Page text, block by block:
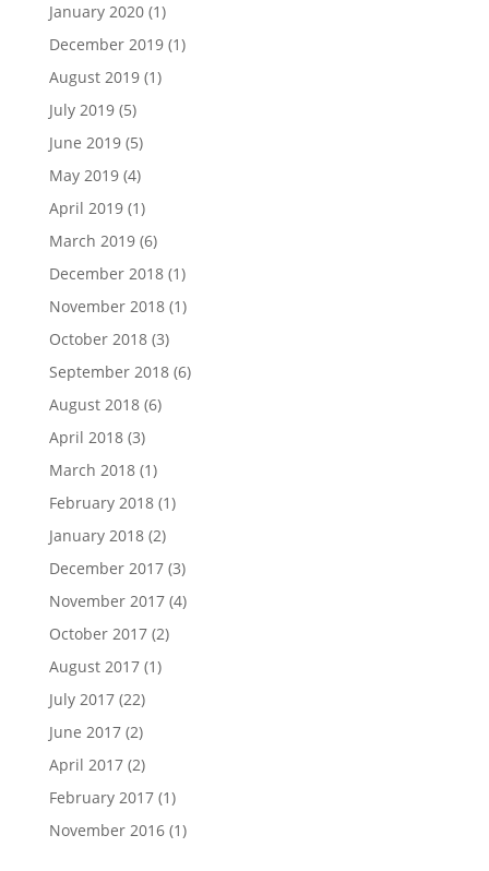
January 2020(1)
December 2019(1)
August 2019(1)
July 2019(5)
June 2019(5)
May 2019(4)
April 2019(1)
March 2019(6)
December 2018(1)
November 2018(1)
October 2018(3)
September 2018(6)
August 2018(6)
April 2018(3)
March 2018(1)
February 2018(1)
January 2018(2)
December 2017(3)
November 2017(4)
October 2017(2)
August 2017(1)
July 2017(22)
June 2017(2)
April 2017(2)
February 2017(1)
November 2016(1)